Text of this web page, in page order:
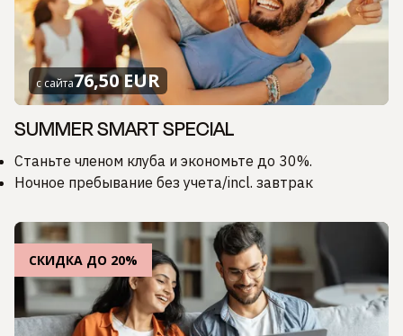
с сайта76,50 EUR
SUMMER SMART SPECIAL
Станьте членом клуба и экономьте до 30%.
Ночное пребывание без учета/incl. завтрак
СКИДКА ДО 20%